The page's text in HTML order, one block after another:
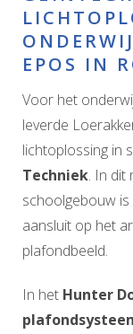
Armaturen
Projecten
INFO
CONTACT
EPOS IN
Voor het
leverde
lichtoplossing in
Techniek. In dit
schoolgebouw
aansluit op het
plafondbeeld.
In het Hunter